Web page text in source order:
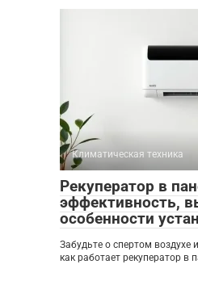
Климатическая техника
Рекуператор в
эффективность,
особенности
Забудьте о спертом воздухе
как работает рекуператор в